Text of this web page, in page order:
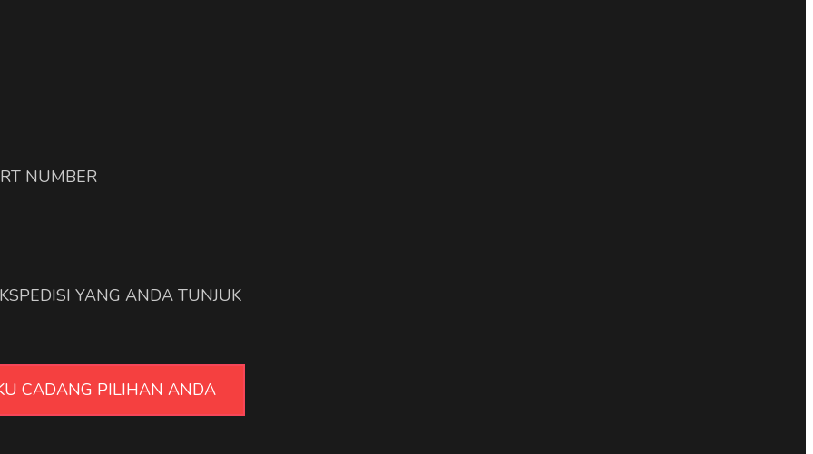
NUMBER
YANG ANDA TUNJUK
CADANG PILIHAN ANDA